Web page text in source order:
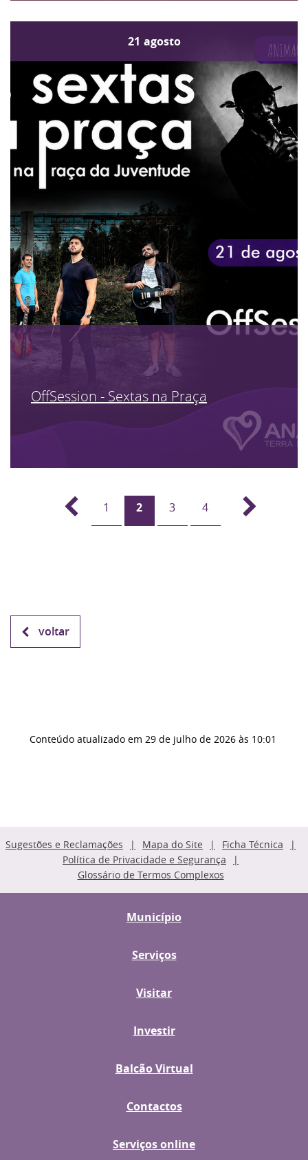
21 agosto
OffSession - Sextas na Praça
1 2 3 4
voltar
Conteúdo atualizado em 29 de julho de 2026 às 10:01
Sugestões e Reclamações Mapa do Site
Ficha Técnica
Política de Privacidade e Segurança
Glossário de Termos Complexos
Município
Serviços
Visitar
Investir
Balcão Virtual
Contactos
Serviços online